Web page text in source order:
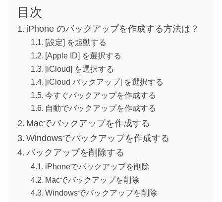
目次
iPhone のバックアップを作成する方法は？
[設定] を起動する
[Apple ID] を選択する
[iCloud] を選択する
[iCloud バックアップ] を選択する
今すぐバックアップを作成する
自動でバックアップを作成する
Macでバックアップを作成する
Windowsでバックアップを作成する
バックアップを削除する
iPhoneでバックアップを削除
Macでバックアップを削除
Windowsでバックアップを削除